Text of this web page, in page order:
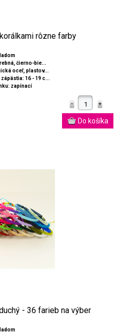
rôzne farby
čierno-bie...
oceľ, plastov...
16 - 19 c...
zapínací
- 36 farieb na výber